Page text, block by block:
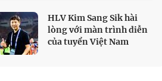
HLV Kim Sang Sik hài
lòng với màn trình diễn
của tuyển Việt Nam